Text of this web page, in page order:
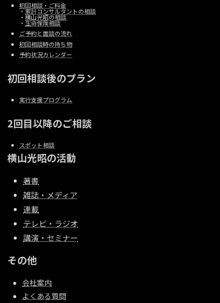
初回相談・ご料金
・家計コンサルタントの相談
・ 横山光昭の相談
・ 生命保険相談
ご予約と面談の流れ
初回相談時の持ち物
予約状況カレンダー
初回相談後のプラン
実行支援プログラム
2回目以降のご相談
スポット相談
横山光昭の活動
著書
雑誌・メディア
連載
テレビ・ラジオ
講演・セミナー
その他
会社案内
よくある質問